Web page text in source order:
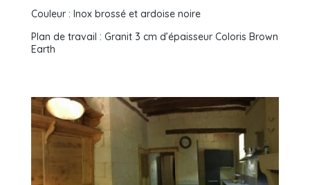
Couleur : Inox brossé et ardoise noire
Plan de travail : Granit 3 cm d’épaisseur Coloris Brown
Earth